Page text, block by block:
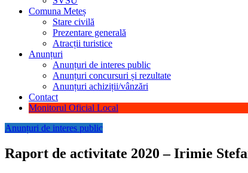
Comuna Meteș
Stare civilă
Prezentare generală
Atracții turistice
Anunțuri
Anunțuri de interes public
Anunțuri concursuri și rezultate
Anunțuri achiziții/vânzări
Contact
Monitorul Oficial Local
Anunțuri de interes public
Raport de activitate 2020 – Irimie